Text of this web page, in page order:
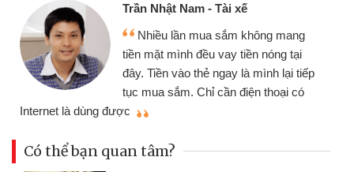
Trần Nhật Nam - Tài xế
Nhiều lần mua sắm không mang
tiền mặt mình đều vay tiền nóng tại
đây. Tiền vào thẻ ngay là mình lại tiếp
tục mua sắm. Chỉ cần điện thoại có
Internet là dùng được
Có thể bạn quan tâm?